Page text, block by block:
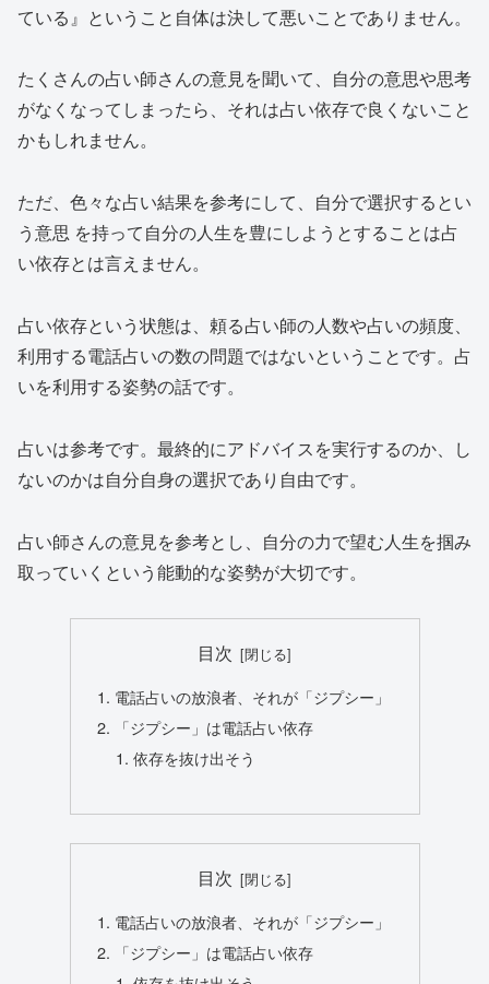
ている』ということ自体は決して悪いことでありません。
たくさんの占い師さんの意見を聞いて、自分の意思や思考
がなくなってしまったら、それは占い依存で良くないこと
かもしれません。
ただ、色々な占い結果を参考にして、 自分で選択するとい
う意思 を持って自分の人生を豊にしようとすることは占
い依存とは言えません。
占い依存という状態は、頼る占い師の人数や占いの頻度、
利用する電話占いの数の問題ではないということです。占
いを利用する姿勢の話です。
占いは参考です。最終的にアドバイスを実行するのか、し
ないのかは自分自身の選択であり自由です。
占い師さんの意見を参考とし、自分の力で望む人生を掴み
取っていくという能動的な姿勢が大切です。
目次
電話占いの放浪者、それが「ジプシー」
「ジプシー」は電話占い依存
依存を抜け出そう
目次
電話占いの放浪者、それが「ジプシー」
「ジプシー」は電話占い依存